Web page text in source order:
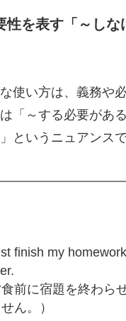
性を表す「～しな
使い方は、義務や
「～する必要があ
というニュアンス
finish my
食前に宿題を終わら
ん。）